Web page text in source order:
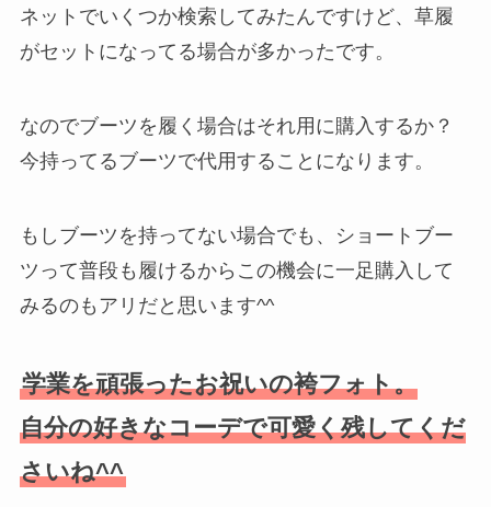
ネットでいくつか検索してみたんですけど、草履
がセットになってる場合が多かったです。
なのでブーツを履く場合はそれ用に購入するか？
今持ってるブーツで代用することになります。
もしブーツを持ってない場合でも、ショートブー
ツって普段も履けるからこの機会に一足購入して
みるのもアリだと思います^^
学業を頑張ったお祝いの袴フォト。
自分の好きなコーデで可愛く残してくだ
さいね^^